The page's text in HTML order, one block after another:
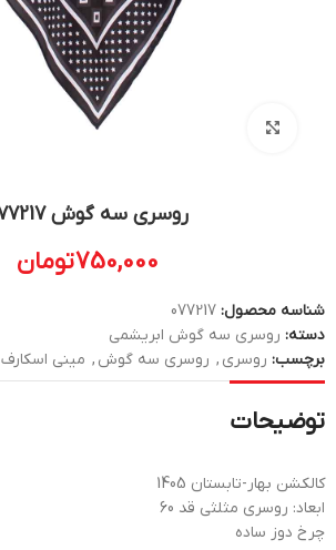
روسری سه گوش 077217
750,000تومان
شناسه محصول: 077217
دسته: روسری سه گوش ابریشمی
برچسب: روسری , روسری سه گوش , مینی اسکارف
توضیحات
کالکشن بهار-تابستان 1405
ابعاد: روسری مثلثی قد 60
چرخ دوز ساده